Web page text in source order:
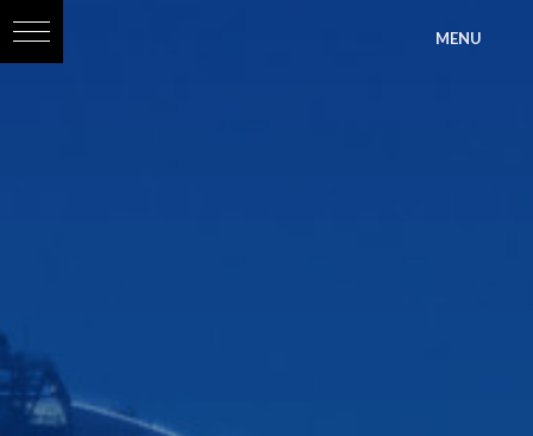
MENU